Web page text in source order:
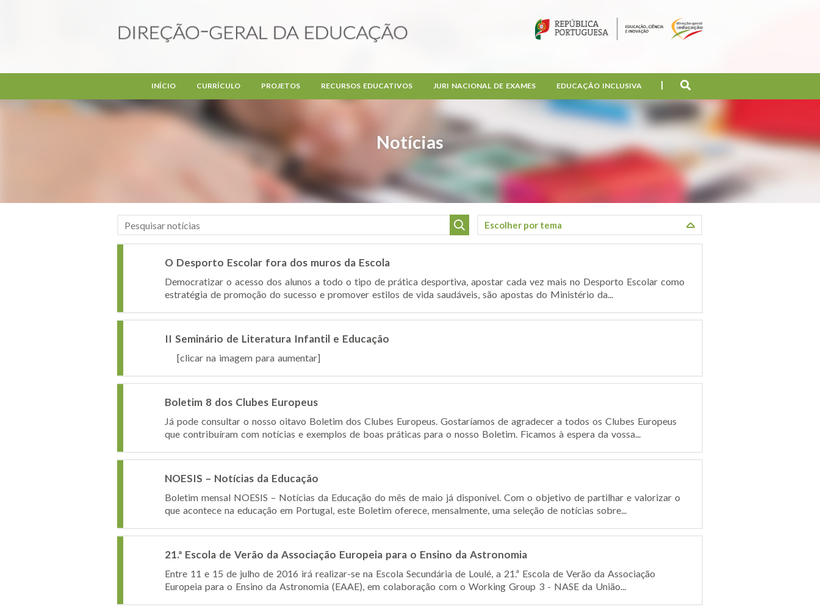
Notícias
INÍCIO CURRÍCULO PROJETOS RECURSOS EDUCATIVOS JURI NACIONAL DE EXAMES EDUCAÇÃO INCLUSIVA
O Desporto Escolar fora dos muros da Escola
Democratizar o acesso dos alunos a todo o tipo de prática desportiva, apostar cada vez mais no Desporto Escolar como
estratégia de promoção do sucesso e promover estilos de vida saudáveis, são apostas do Ministério da...
II Seminário de Literatura Infantil e Educação
[clicar na imagem para aumentar]
Boletim 8 dos Clubes Europeus
Já pode consultar o nosso oitavo Boletim dos Clubes Europeus. Gostaríamos de agradecer a todos os Clubes Europeus
que contribuíram com notícias e exemplos de boas práticas para o nosso Boletim. Ficamos à espera da vossa...
NOESIS – Notícias da Educação
Boletim mensal NOESIS – Notícias da Educação do mês de maio já disponível. Com o objetivo de partilhar e valorizar o
que acontece na educação em Portugal, este Boletim oferece, mensalmente, uma seleção de notícias sobre...
21.ª Escola de Verão da Associação Europeia para o Ensino da Astronomia
Entre 11 e 15 de julho de 2016 irá realizar-se na Escola Secundária de Loulé, a 21.ª Escola de Verão da Associação
Europeia para o Ensino da Astronomia (EAAE), em colaboração com o Working Group 3 - NASE da União...